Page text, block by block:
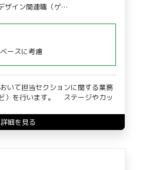
ザイン関連職（ゲ…
ースに考慮
いて担当セクションに関する業務
）を行います。 ステージやカッ
細を見る